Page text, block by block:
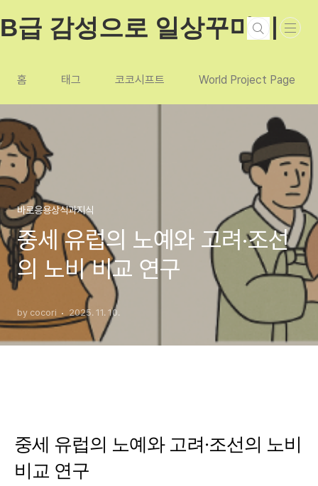
B급 감성으로 일상꾸미기
홈 태그 코코시프트 World Project Page
바로응용상식과지식
중세 유럽의 노예와 고려·조선
의 노비 비교 연구
by cocori 2025. 11. 10.
중세 유럽의 노예와 고려·조선의 노비
비교 연구